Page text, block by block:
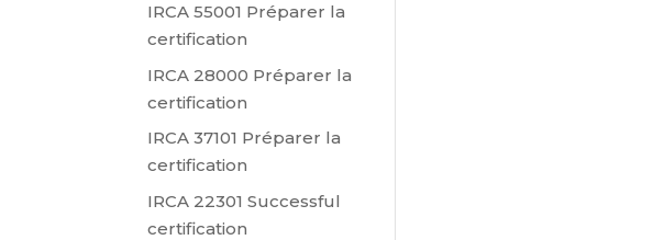
IRCA 55001 Préparer la
certification
IRCA 28000 Préparer la
certification
IRCA 37101 Préparer la
certification
IRCA 22301 Successful
certification